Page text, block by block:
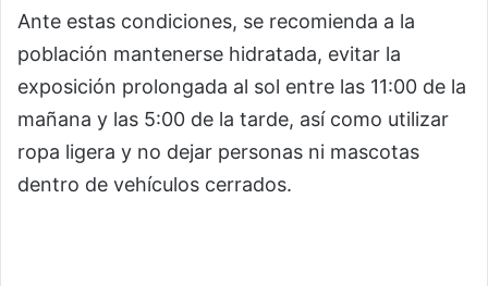
Ante estas condiciones, se recomienda a la
población mantenerse hidratada, evitar la
exposición prolongada al sol entre las 11:00 de la
mañana y las 5:00 de la tarde, así como utilizar
ropa ligera y no dejar personas ni mascotas
dentro de vehículos cerrados.